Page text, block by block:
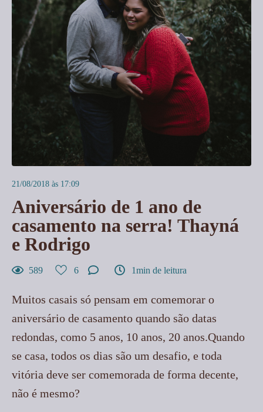
21/08/2018 às 17:09
Aniversário de 1 ano de
casamento na serra! Thayná
e Rodrigo
589 6 1min de leitura
Muitos casais só pensam em comemorar o
aniversário de casamento quando são datas
redondas, como 5 anos, 10 anos, 20 anos.Quando
se casa, todos os dias são um desafio, e toda
vitória deve ser comemorada de forma decente,
não é mesmo?